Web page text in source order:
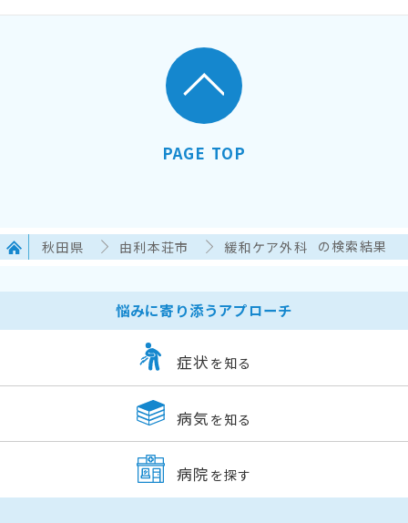
PAGE TOP
秋田県 由利本荘市 緩和ケア外科 の検索結果
悩みに寄り添うアプローチ
症状 を知る
病気 を知る
病院 を探す